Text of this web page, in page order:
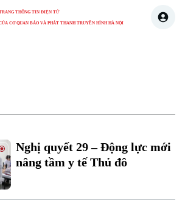
THÔNG TIN ĐIỆN TỬ
CƠ QUAN BÁO VÀ PHÁT THANH TRUYỀN HÌNH HÀ NỘI
Nghị quyết 29 – Động lực mới
nâng tầm y tế Thủ đô